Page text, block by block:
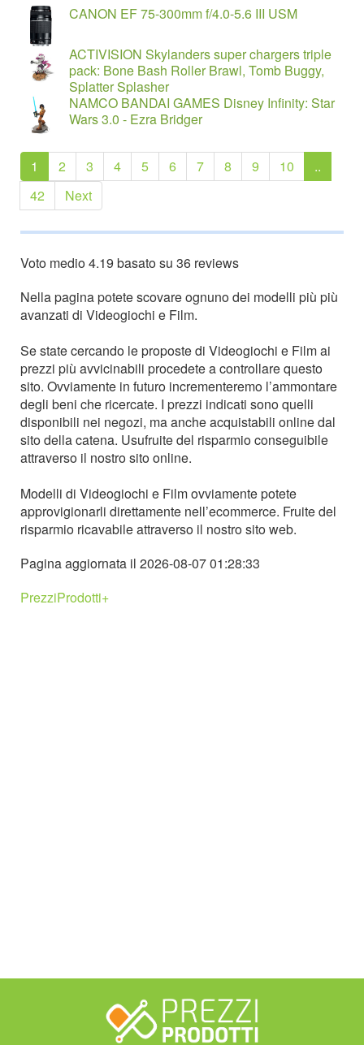
CANON EF 75-300mm f/4.0-5.6 III USM
ACTIVISION Skylanders super chargers triple
pack: Bone Bash Roller Brawl, Tomb Buggy,
Splatter Splasher
NAMCO BANDAI GAMES Disney Infinity: Star
Wars 3.0 - Ezra Bridger
1 2 3 4 5 6 7 8 9 10
..
42
Next
Voto medio4.19 basato su 36 reviews
Nella pagina potete scovare ognuno dei modelli più più
avanzati di Videogiochi e Film.
Se state cercando le proposte di Videogiochi e Film ai
prezzi più avvicinabili procedete a controllare questo
sito. Ovviamente in futuro incrementeremo l’ammontare
degli beni che ricercate. I prezzi indicati sono quelli
disponibili nei negozi, ma anche acquistabili online dal
sito della catena. Usufruite del risparmio conseguibile
attraverso il nostro sito online.
Modelli di Videogiochi e Film ovviamente potete
approvigionarli direttamente nell’ecommerce. Fruite del
risparmio ricavabile attraverso il nostro sito web.
Pagina aggiornata il 2026-08-07 01:28:33
PrezziProdotti+